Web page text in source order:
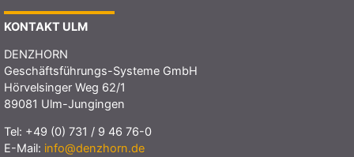
KONTAKT ULM
DENZHORN
Geschäftsführungs-Systeme GmbH
Hörvelsinger Weg 62/1
89081 Ulm-Jungingen
Tel: +49 (0) 731 / 9 46 76-0
E-Mail: info@denzhorn.de